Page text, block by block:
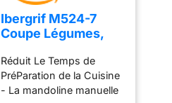
Épaisseur réglable 1–4
mm – Cette mandoline
multifonctions dispose
d’épaisseur pour
répondre à différents
besoins. Choisissez des
Ibergrif M524-7
Coupe Légumes,
Multifonction
Réduit Le Temps de
PréParation de la Cuisine
- La mandoline manuelle